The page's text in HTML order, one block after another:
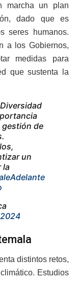
marcha un plan
dado que es
seres humanos.
a los Gobiernos,
medidas para
que sustenta la
gestión de
un
la
distintos retos,
Estudios